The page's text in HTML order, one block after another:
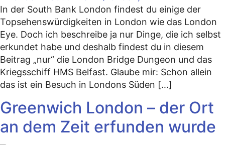
In der South Bank London findest du einige der
Topsehenswürdigkeiten in London wie das London
Eye. Doch ich beschreibe ja nur Dinge, die ich selbst
erkundet habe und deshalb findest du in diesem
Beitrag „nur“ die London Bridge Dungeon und das
Kriegsschiff HMS Belfast. Glaube mir: Schon allein
das ist ein Besuch in Londons Süden […]
Greenwich London – der Ort
an dem Zeit erfunden wurde